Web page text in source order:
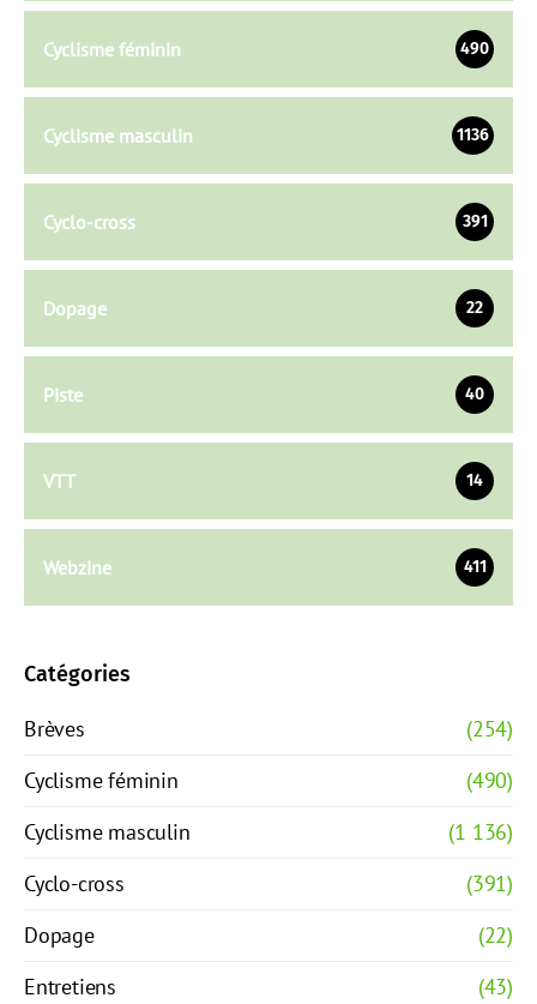
Cyclisme féminin 490
Cyclisme masculin 1136
Cyclo-cross 391
Dopage 22
Piste 40
VTT 14
Webzine 411
Catégories
Brèves
(254)
Cyclisme féminin
(490)
Cyclisme masculin
(1 136)
Cyclo-cross
(391)
Dopage
(22)
Entretiens
(43)